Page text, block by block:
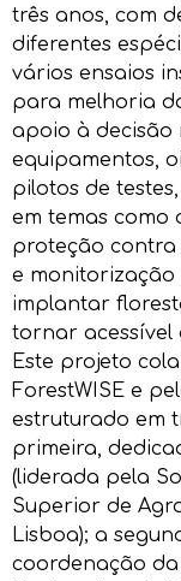
três anos, com
diferentes
vários ensaios
para melhoria
apoio à decisão
equipamentos,
pilotos de
em temas como
proteção contra
e monitorização
implantar
tornar acessível
Este projeto
ForestWISE e
estruturado em
primeira,
(liderada pela
Superior de
Lisboa); a
coordenação da